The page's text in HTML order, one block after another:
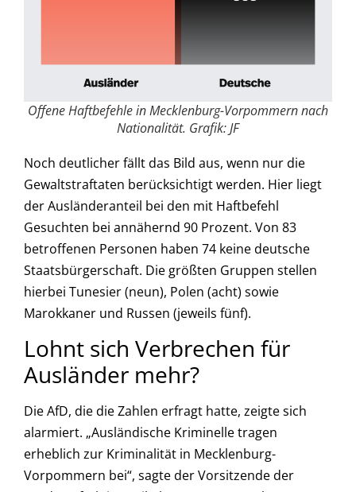
Offene Haftbefehle in Mecklenburg-Vorpommern nach
Nationalität. Grafik: JF
Noch deutlicher fällt das Bild aus, wenn nur die
Gewaltstraftaten berücksichtigt werden. Hier liegt
der Ausländeranteil bei den mit Haftbefehl
Gesuchten bei annähernd 90 Prozent. Von 83
betroffenen Personen haben 74 keine deutsche
Staatsbürgerschaft. Die größten Gruppen stellen
hierbei Tunesier (neun), Polen (acht) sowie
Marokkaner und Russen (jeweils fünf).
Lohnt sich Verbrechen für
Ausländer mehr?
Die AfD, die die Zahlen erfragt hatte, zeigte sich
alarmiert. „Ausländische Kriminelle tragen
erheblich zur Kriminalität in Mecklenburg-
Vorpommern bei“, sagte der Vorsitzende der